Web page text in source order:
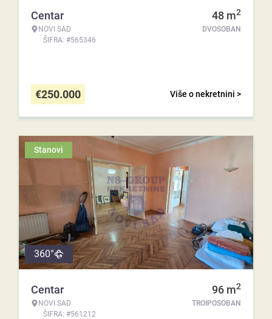
Centar
NOVI SAD
ŠIFRA: #565346
48 m2
DVOSOBAN
Više o nekretnini >
€250.000
Stanovi
360°
Centar
NOVI SAD
ŠIFRA: #561212
96 m2
TROIPOSOBAN